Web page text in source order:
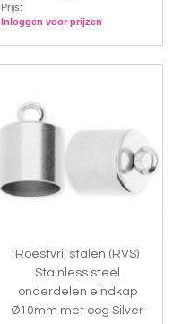
Prijs:
Inloggen voor prijzen
Roestvrij stalen (RVS)
Stainless steel
onderdelen eindkap
Ø10mm met oog Silver